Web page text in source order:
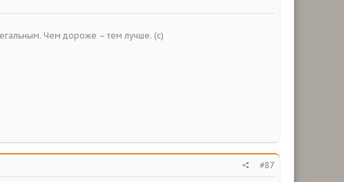
Чем дороже – тем лучше. (с)
#87